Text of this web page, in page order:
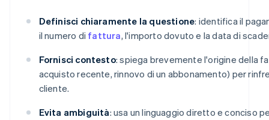
Definisci chiaramente la questione: identifica il
il numero di fattura, l'importo dovuto e la data di
Fornisci contesto: spiega brevemente l'origine della
acquisto recente, rinnovo di un abbonamento) per
cliente.
Evita ambiguità: usa un linguaggio diretto e conciso